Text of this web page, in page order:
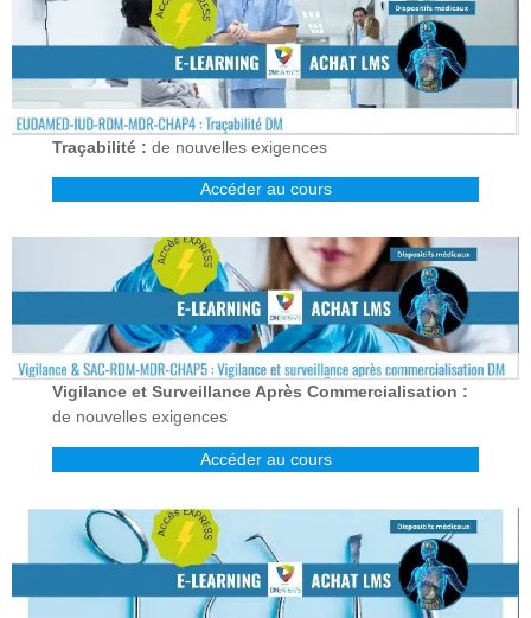
Traçabilité : de nouvelles exigences
Accéder au cours
Vigilance et Surveillance Après Commercialisation :
de nouvelles exigences
Accéder au cours